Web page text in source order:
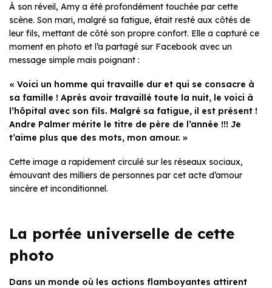
À son réveil, Amy a été profondément touchée par cette
scène. Son mari, malgré sa fatigue, était resté aux côtés de
leur fils, mettant de côté son propre confort. Elle a capturé ce
moment en photo et l’a partagé sur Facebook avec un
message simple mais poignant :
« Voici un homme qui travaille dur et qui se consacre à
sa famille ! Après avoir travaillé toute la nuit, le voici à
l’hôpital avec son fils. Malgré sa fatigue, il est présent !
Andre Palmer mérite le titre de père de l’année !!! Je
t’aime plus que des mots, mon amour. »
Cette image a rapidement circulé sur les réseaux sociaux,
émouvant des milliers de personnes par cet acte d’amour
sincère et inconditionnel.
La portée universelle de cette
photo
Dans un monde où les actions flamboyantes attirent